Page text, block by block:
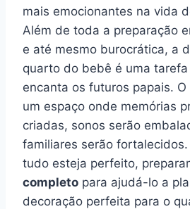
mais emocionantes na vida
Além de toda a preparação
e até mesmo burocrática, a
quarto do bebê é uma
encanta os futuros papais.
um espaço onde memórias
criadas, sonos serão
familiares serão
tudo esteja perfeito,
completo para ajudá-lo a
decoração perfeita para o